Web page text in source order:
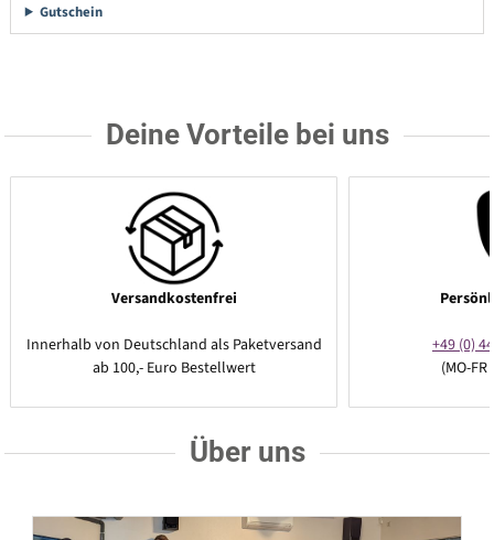
Gutschein
Deine Vorteile bei uns
Versandkostenfrei
Innerhalb von Deutschland als Paketversand
ab 100,- Euro Bestellwert
+49 (0)
(MO-
Über uns